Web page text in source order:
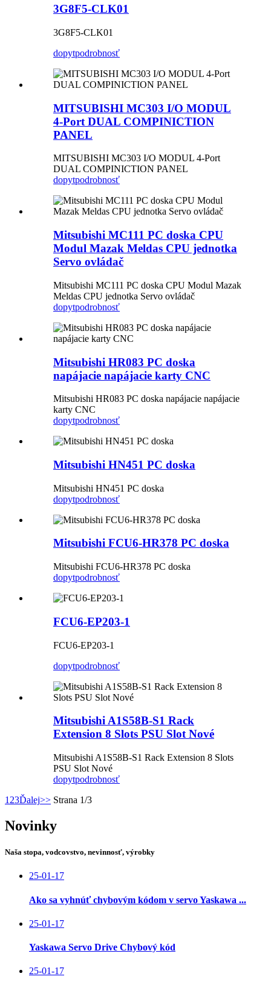
3G8F5-CLK01
3G8F5-CLK01
dopytpodrobnosť
MITSUBISHI MC303 I/O MODUL
4-Port DUAL COMPINICTION
PANEL
MITSUBISHI MC303 I/O MODUL 4-Port
DUAL COMPINICTION PANEL
dopytpodrobnosť
Mitsubishi MC111 PC doska CPU
Modul Mazak Meldas CPU jednotka
Servo ovládač
Mitsubishi MC111 PC doska CPU Modul Mazak
Meldas CPU jednotka Servo ovládač
dopytpodrobnosť
Mitsubishi HR083 PC doska
napájacie napájacie karty CNC
Mitsubishi HR083 PC doska napájacie napájacie
karty CNC
dopytpodrobnosť
Mitsubishi HN451 PC doska
Mitsubishi HN451 PC doska
dopytpodrobnosť
Mitsubishi FCU6-HR378 PC doska
Mitsubishi FCU6-HR378 PC doska
dopytpodrobnosť
FCU6-EP203-1
FCU6-EP203-1
dopytpodrobnosť
Mitsubishi A1S58B-S1 Rack
Extension 8 Slots PSU Slot Nové
Mitsubishi A1S58B-S1 Rack Extension 8 Slots
PSU Slot Nové
dopytpodrobnosť
1 23Ďalej>> Strana 1/3
Novinky
Naša stopa, vodcovstvo, nevinnosť, výrobky
25-01-17
Ako sa vyhnúť chybovým kódom v servo Yaskawa ...
25-01-17
Yaskawa Servo Drive Chybový kód
25-01-17